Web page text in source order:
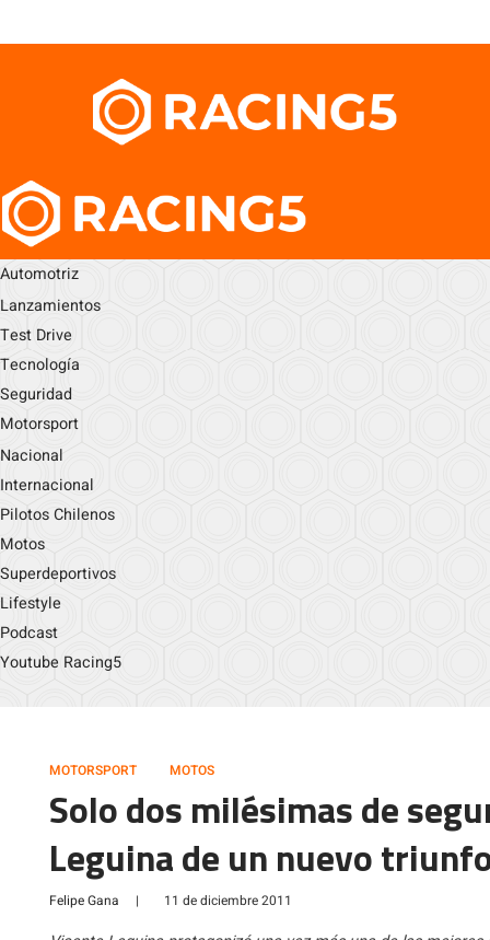
Automotriz
Lanzamientos
Test Drive
Tecnología
Seguridad
Motorsport
Nacional
Internacional
Pilotos Chilenos
Motos
Superdeportivos
Lifestyle
Podcast
Youtube Racing5
MOTORSPORT MOTOS
Solo dos milésimas de
Leguina de un nuevo
Felipe Gana | 11 de diciembre 2011